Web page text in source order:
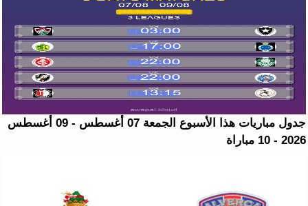
جدول مباريات هذا الأسبوع الجمعة 07 أغسطس - 09 أغسطس
2026 - 10 مباراة